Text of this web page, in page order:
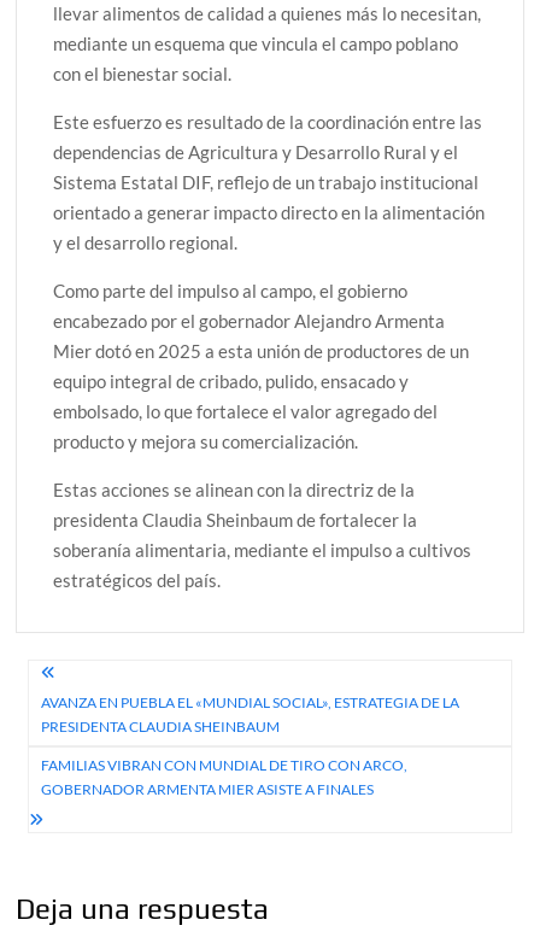
llevar alimentos de calidad a quienes más lo necesitan,
mediante un esquema que vincula el campo poblano
con el bienestar social.
Este esfuerzo es resultado de la coordinación entre las
dependencias de Agricultura y Desarrollo Rural y el
Sistema Estatal DIF, reflejo de un trabajo institucional
orientado a generar impacto directo en la alimentación
y el desarrollo regional.
Como parte del impulso al campo, el gobierno
encabezado por el gobernador Alejandro Armenta
Mier dotó en 2025 a esta unión de productores de un
equipo integral de cribado, pulido, ensacado y
embolsado, lo que fortalece el valor agregado del
producto y mejora su comercialización.
Estas acciones se alinean con la directriz de la
presidenta Claudia Sheinbaum de fortalecer la
soberanía alimentaria, mediante el impulso a cultivos
estratégicos del país.
Navegación
de
entradas
AVANZA EN PUEBLA EL «MUNDIAL SOCIAL», ESTRATEGIA DE LA
PRESIDENTA CLAUDIA SHEINBAUM
FAMILIAS VIBRAN CON MUNDIAL DE TIRO CON ARCO,
GOBERNADOR ARMENTA MIER ASISTE A FINALES
Deja una respuesta